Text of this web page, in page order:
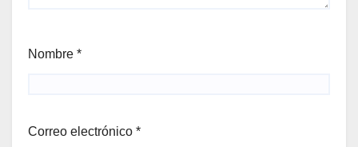
Nombre *
Correo electrónico *